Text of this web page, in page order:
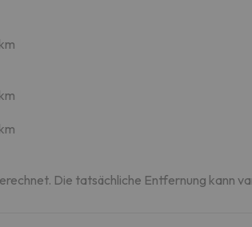
Die tatsächliche Entfernung kann